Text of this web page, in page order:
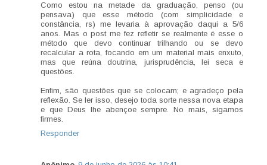
Como estou na metade da graduação, penso (ou
pensava) que esse método (com simplicidade e
constância, rs) me levaria à aprovação daqui a 5/6
anos. Mas o post me fez refletir se realmente é esse o
método que devo continuar trilhando ou se devo
recalcular a rota, focando em um material mais enxuto,
mas que reúna doutrina, jurisprudência, lei seca e
questões.
Enfim, são questões que se colocam; e agradeço pela
reflexão. Se ler isso, desejo toda sorte nessa nova etapa
e que Deus lhe abençoe sempre. No mais, sigamos
firmes.
Responder